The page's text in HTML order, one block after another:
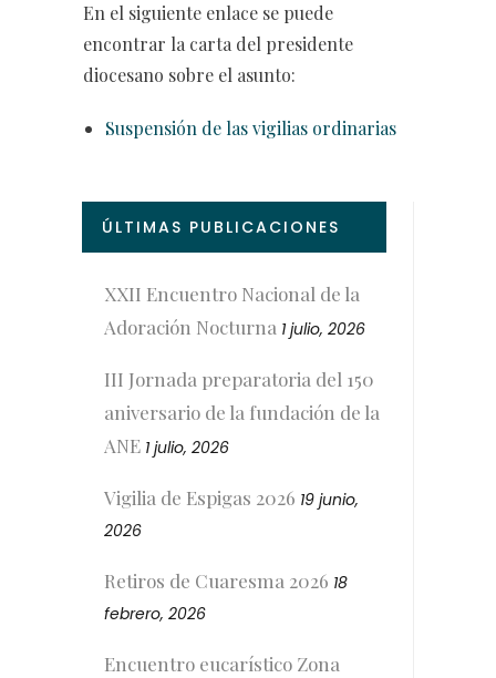
En el siguiente enlace se puede
encontrar la carta del presidente
diocesano sobre el asunto:
Suspensión de las vigilias ordinarias
ÚLTIMAS PUBLICACIONES
XXII Encuentro Nacional de la
Adoración Nocturna 1 julio, 2026
III Jornada preparatoria del 150
aniversario de la fundación de la
ANE 1 julio, 2026
Vigilia de Espigas 2026 19 junio,
2026
Retiros de Cuaresma 2026 18
febrero, 2026
Encuentro eucarístico Zona